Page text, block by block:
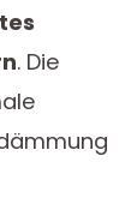
. Die